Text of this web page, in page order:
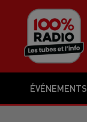
ÉVÉNEMENTS